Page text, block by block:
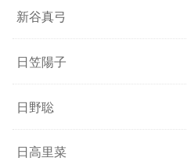
新谷真弓
日笠陽子
日野聡
日高里菜